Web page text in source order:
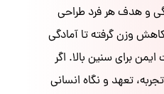
و هدف هر فرد طراحی
وزن گرفته تا آمادگی
برای سنین بالا. اگر
تعهد و نگاه انسانی